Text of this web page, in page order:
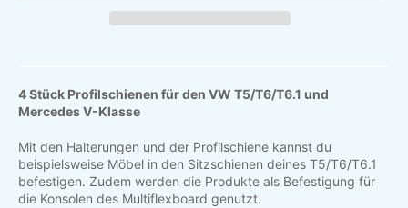
4 Stück Profilschienen für den VW T5/T6/T6.1 und
Mercedes V-Klasse
Mit den Halterungen und der Profilschiene kannst du
beispielsweise Möbel in den Sitzschienen deines T5/T6/T6.1
befestigen. Zudem werden die Produkte als Befestigung für
die Konsolen des Multiflexboard genutzt.